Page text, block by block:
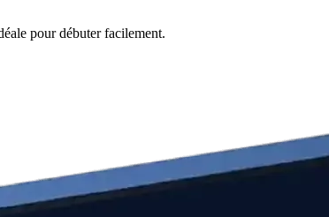
pour débuter facilement.